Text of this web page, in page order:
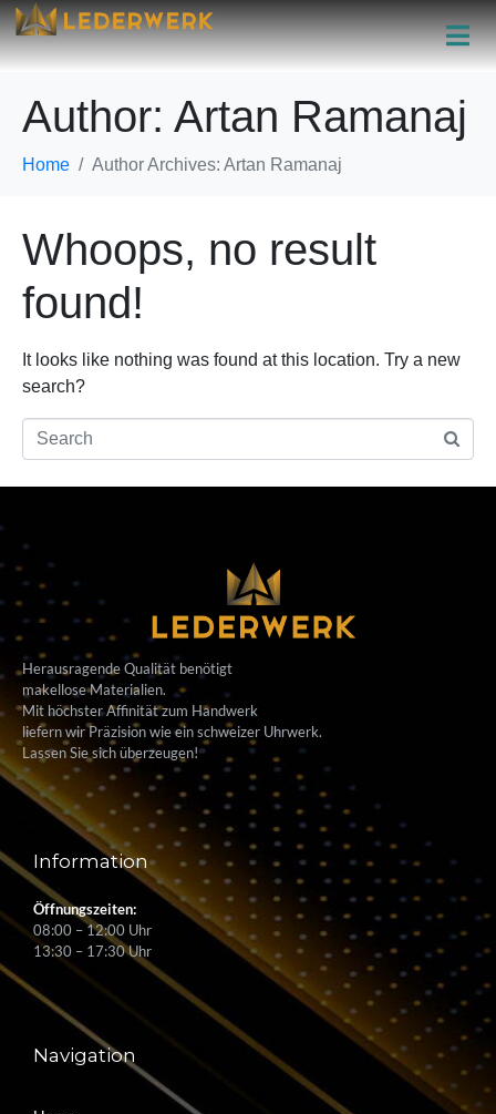
Author: Artan Ramanaj
Home Author Archives: Artan Ramanaj
Whoops, no result
found!
It looks like nothing was found at this location. Try a new
search?
Herausragende Qualität benötigt
makellose Materialien.
Mit höchster Affinität zum Handwerk
liefern wir Präzision wie ein schweizer Uhrwerk.
Lassen Sie sich überzeugen!
Information
Öffnungszeiten:
08:00 – 12:00 Uhr
13:30 – 17:30 Uhr
Navigation